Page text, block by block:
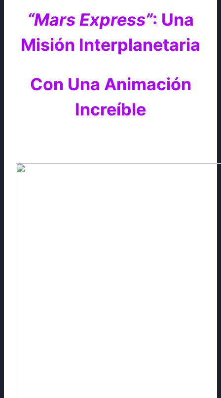
“Mars Express”: Una
Misión Interplanetaria
Con Una Animación
Increíble